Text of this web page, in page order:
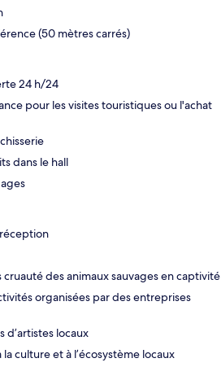
(50 mètres carrés)
24 h/24
pour les visites touristiques ou l'achat
dans le hall
cruauté des animaux sauvages en captivité
organisées par des entreprises
d’artistes locaux
la culture et à l’écosystème locaux